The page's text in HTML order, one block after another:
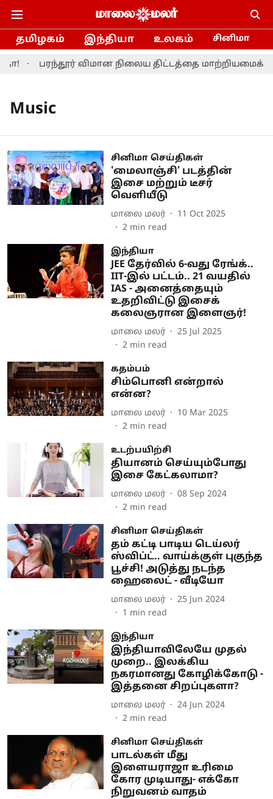
தமிழகம் இந்தியா உலகம் சினிமா
பரந்தூர் விமான நிலைய திட்டத்தை மாற்றியமைக்க
Music
சினிமா செய்திகள்
'மைலாஞ்சி' படத்தின்
இசை மற்றும் டீசர்
வெளியீடு
மாலை மலர்
11 Oct 2025
2 min read
இந்தியா
JEE தேர்வில் 6-வது ரேங்க்..
IIT-இல் பட்டம்.. 21 வயதில்
IAS - அனைத்தையும்
உதறிவிட்டு இசைக்
கலைஞரான இளைஞர்!
மாலை மலர்
25 Jul 2025
2 min read
கதம்பம்
சிம்பொனி என்றால்
என்ன?
மாலை மலர்
10 Mar 2025
2 min read
உடற்பயிற்சி
தியானம் செய்யும்போது
இசை கேட்கலாமா?
மாலை மலர்
08 Sep 2024
2 min read
சினிமா செய்திகள்
தம் கட்டி பாடிய டெய்லர்
ஸ்விப்ட்.. வாய்க்குள் புகுந்த
பூச்சி! அடுத்து நடந்த
ஹைலைட் - வீடியோ
மாலை மலர்
25 Jun 2024
1 min read
இந்தியா
இந்தியாவிலேயே முதல்
முறை.. இலக்கிய
நகரமானது கோழிக்கோடு -
இத்தனை சிறப்புகளா?
மாலை மலர்
24 Jun 2024
2 min read
சினிமா செய்திகள்
பாடல்கள் மீது
இளையராஜா உரிமை
கோர முடியாது- எக்கோ
நிறுவனம் வாதம்